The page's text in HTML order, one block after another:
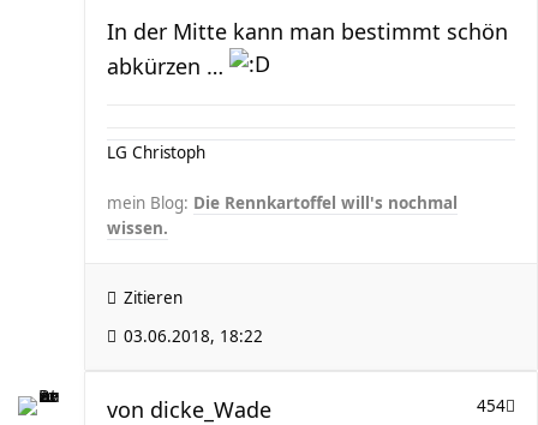
In der Mitte kann man bestimmt schön
abkürzen …
LG Christoph
mein Blog: Die Rennkartoffel will's nochmal
wissen.
Zitieren
03.06.2018, 18:22
454
von dicke_Wade